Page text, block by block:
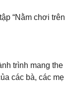
“Nằm chơi trên
trình mang the
các bà, các mẹ